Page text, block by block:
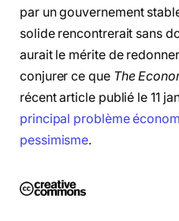
par un gouvernement
solide rencontrerait sans
aurait le mérite de
conjurer ce que The
récent article publié le 11
principal problème
pessimisme.